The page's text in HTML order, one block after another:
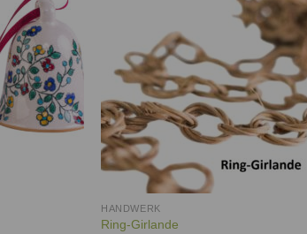
HANDWERK
Ring-Girlande